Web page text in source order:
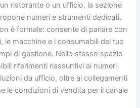
ristorante o un ufficio, la sezione
numeri e strumenti dedicati.
è formale: consente di parlare con
le macchine e i consumabili del tuo
di gestione. Nello stesso spazio
riferimenti riassuntivi ai numeri
da ufficio, oltre ai collegamenti
le condizioni di vendita per il canale